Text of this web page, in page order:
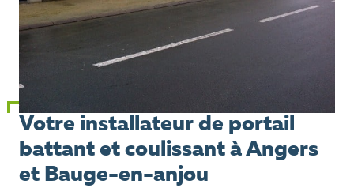
Votre installateur de portail
battant et coulissant à Angers
et Bauge-en-anjou